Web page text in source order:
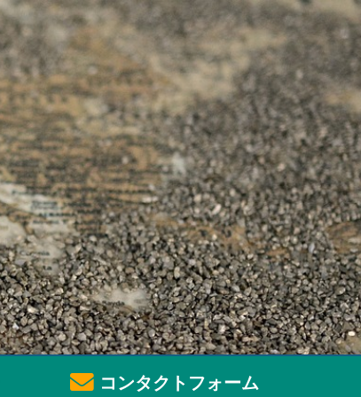
コンタクトフォーム